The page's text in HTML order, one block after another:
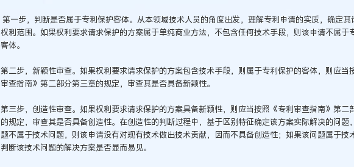
第一步，判断是否属于专利保护客体。从本领域技术人员的角度出发，理解专利申请的实质，确定其
权利范围。如果权利要求请求保护的方案属于单纯商业方法，不包含任何技术手段，则该申请不属于
客体。
第二步，新颖性审查。如果权利要求请求保护的方案包含技术手段，则属于专利保护的客体，则应当
审查指南》第二部分第三章的规定，审查其是否具备新颖性。
第三步，创造性审查。如果权利要求请求保护的方案具备新颖性，则应当按照《专利审查指南》第二
的规定，审查其是否具备创造性。在创造性的判断过程中，基于区别特征确定该方案实际解决的问题
题不属于技术问题，则该申请没有对现有技术做出技术贡献，因而不具备创造性；如果该问题属于技
判断该技术问题的解决方案是否显而易见。